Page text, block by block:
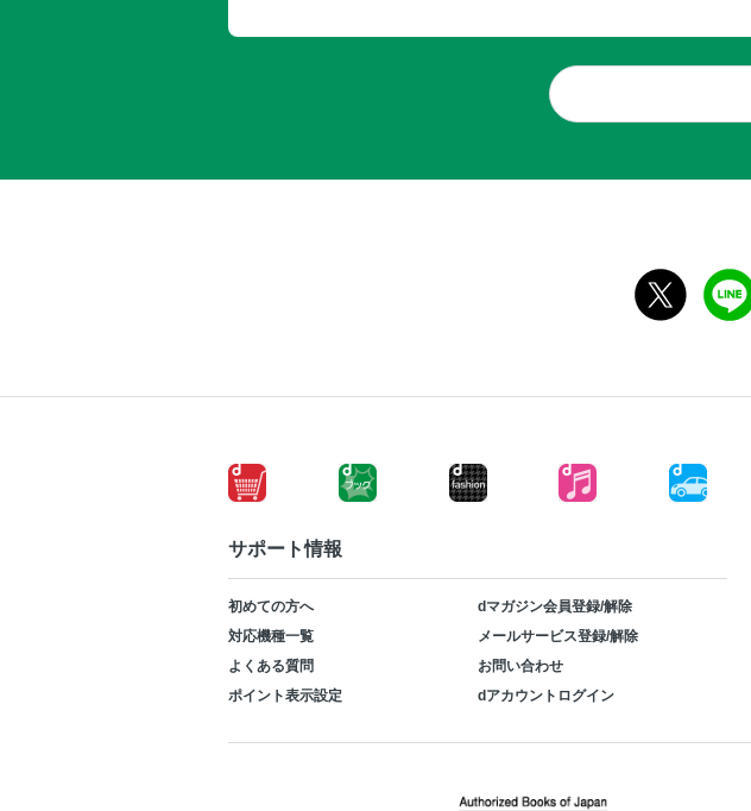
サポート情報
初めての方へ
dマガジン会員登録/解除
対応機種一覧
メールサービス登録/解除
よくある質問
お問い合わせ
ポイント表示設定
dアカウントログイン